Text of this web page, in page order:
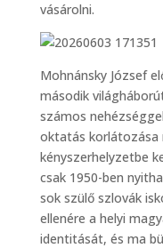
vásárolni.
Mohnánsky József
második
számos
oktatás korlátozása
kényszerhelyzetbe
csak 1950-ben
sok szülő szlovák
ellenére a helyi
identitását, és ma